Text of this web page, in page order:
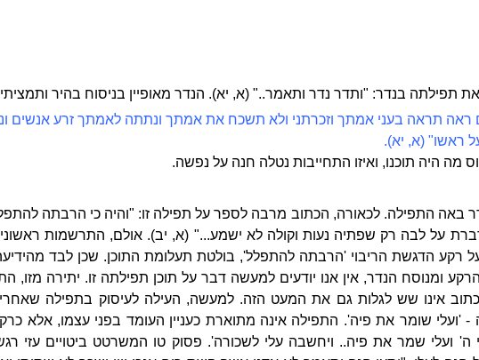
תפילתה בנדר: "ותדר נדר ותאמר.." (א, יא). הנדר מאופיין בניסוח בהיר
תראה בעני אמתך וזכרתני ולא תשכח את אמתך ונתתה לאמתך זרע אנשים
ראשו" (א, יא).
מה היה תוכנו, ואיזו התחייבות נטלה חנה על נפשה.
באה התפילה. לכאורה, הכתוב מרבה לספר על תפילה זו: "והיה כי הרבתה
על לבה רק שפתיה נעות וקולה לא ישמע..." (א, יב). אולם, התרשמות
רקע הדגשת הריבוי 'הרבתה להתפלל', בולטת תעלומת התוכן. שכן לבד
ומנוסח הנדר, אין אנו יודעים למעשה דבר על תוכן תפילתה זו. יתירה מזו,
אינו שש לגלות גם את המעט הזה. למעשה, העילה לעיסוק בתפילה
- 'ועלי שומר את פיה'. התפילה אינה מתוארת כעניין העומד בפני עצמו, אלא
ועלי שמר את פיה.. ויחשבה עלי לשכורה'. פסוק טו המשרטט ביטויים עזי